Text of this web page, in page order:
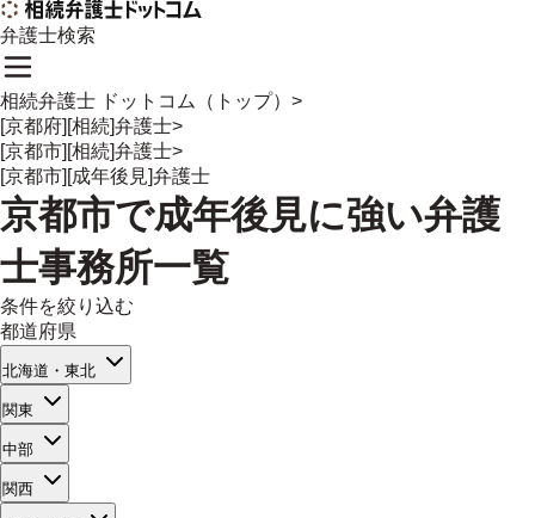
弁護士検索
相続弁護士 ドットコム（トップ） >
[京都府][相続]弁護士>
[京都市][相続]弁護士>
[京都市][成年後見]弁護士
京都市で成年後見に強い弁護
士事務所一覧
条件を絞り込む
都道府県
北海道・東北
関東
中部
関西